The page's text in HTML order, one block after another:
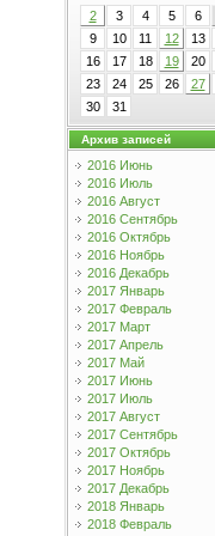
2
3 4 5 6
9
10 11 12 13
16
17 18 19 20
23
24 25 26 27
30
31
Архив записей
2016 Июнь
2016 Июль
2016 Август
2016 Сентябрь
2016 Октябрь
2016 Ноябрь
2016 Декабрь
2017 Январь
2017 Февраль
2017 Март
2017 Апрель
2017 Май
2017 Июнь
2017 Июль
2017 Август
2017 Сентябрь
2017 Октябрь
2017 Ноябрь
2017 Декабрь
2018 Январь
2018 Февраль